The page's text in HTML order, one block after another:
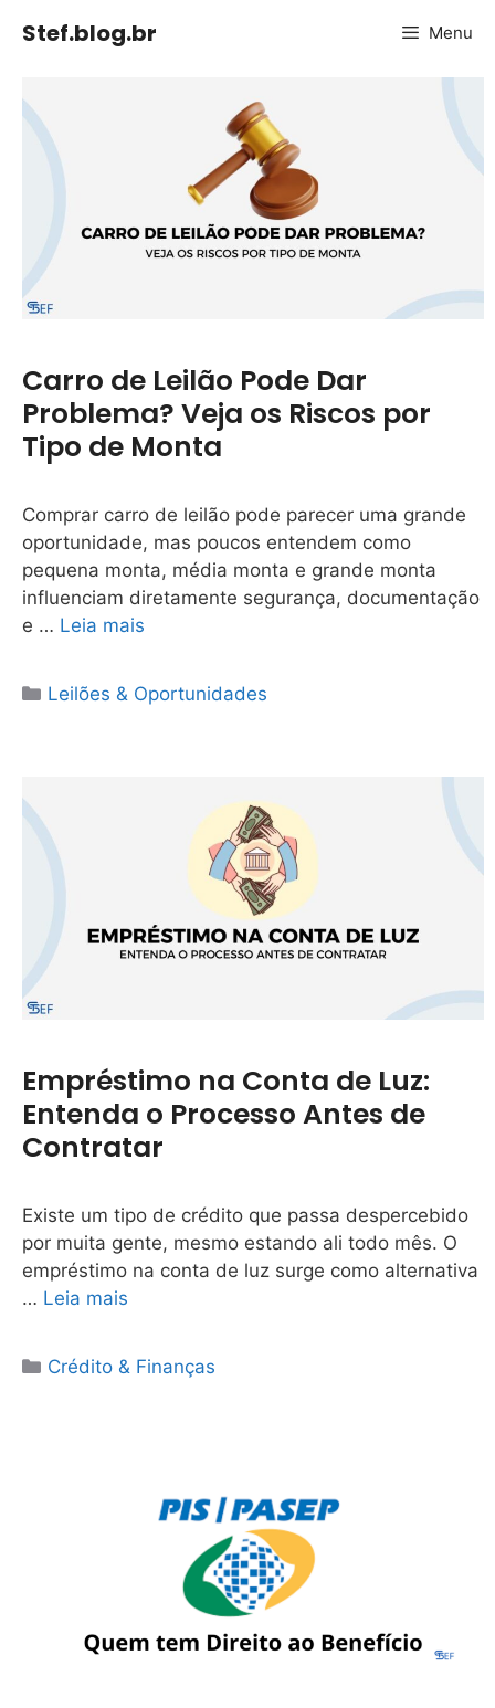
para
conteúdo
Stef.blog.br Menu
Carro de Leilão Pode Dar
Problema? Veja os Riscos por
Tipo de Monta
Comprar carro de leilão pode parecer uma grande
oportunidade, mas poucos entendem como
pequena monta, média monta e grande monta
influenciam diretamente segurança, documentação
e … Leia mais
Categorias
Leilões & Oportunidades
Empréstimo na Conta de Luz:
Entenda o Processo Antes de
Contratar
Existe um tipo de crédito que passa despercebido
por muita gente, mesmo estando ali todo mês. O
empréstimo na conta de luz surge como alternativa
… Leia mais
Categorias
Crédito & Finanças